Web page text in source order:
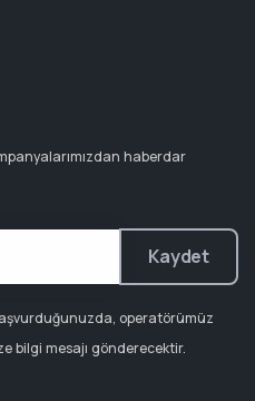
haberdar
Kaydet
operatörümüz
bilgi mesajı gönderecektir.